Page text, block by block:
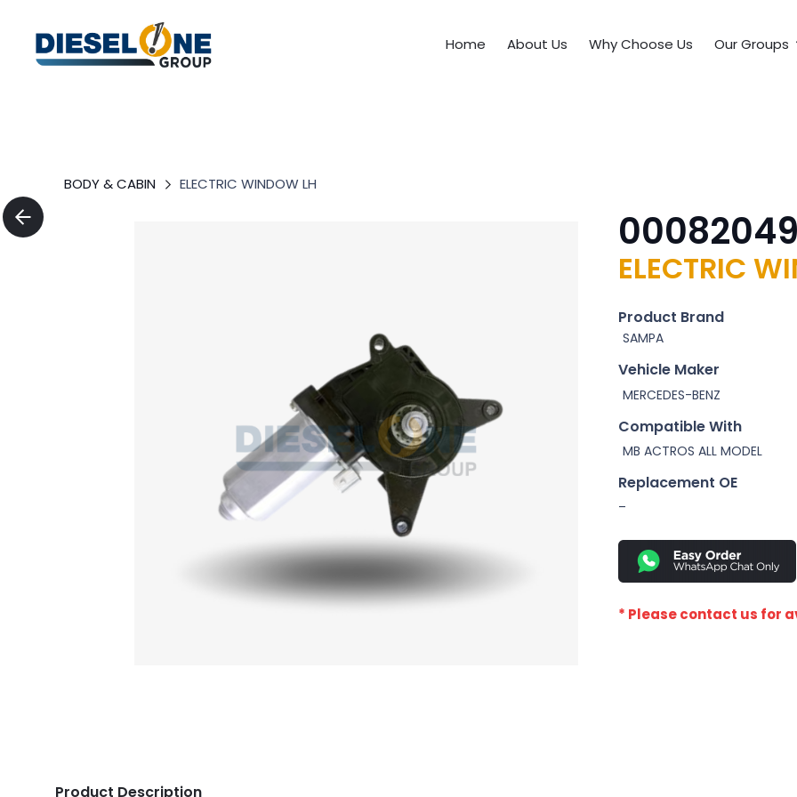
Home About Us Why Choose Us Our Groups
BODY & CABIN ELECTRIC WINDOW LH
ELECTRIC
Product Brand
SAMPA
Vehicle Maker
MERCEDES-BENZ
Compatible With
MB ACTROS ALL MODEL
Replacement OE
–
* Please contact us for
Product Description